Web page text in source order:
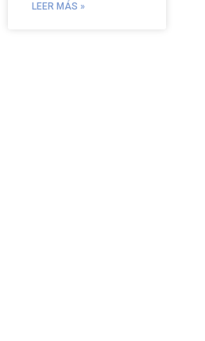
LEER MÁS »